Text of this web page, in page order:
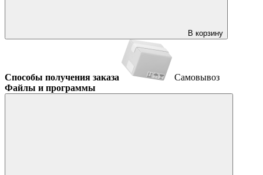
В корзину
Способы получения заказа
Самовывоз
Файлы и программы